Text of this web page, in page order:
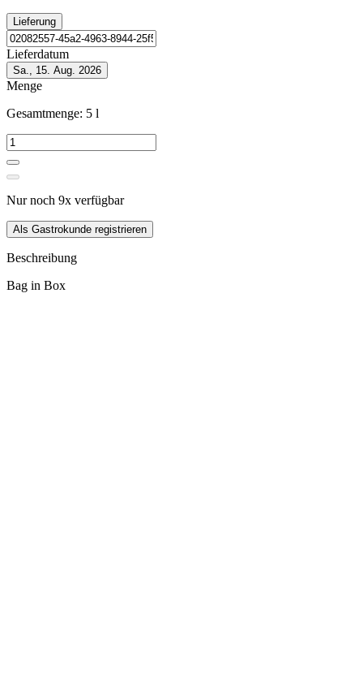
Lieferung
Lieferdatum
Sa., 15. Aug. 2026
Menge
Gesamtmenge: 5 l
Nur noch 9x verfügbar
Als Gastrokunde registrieren
Beschreibung
Bag in Box